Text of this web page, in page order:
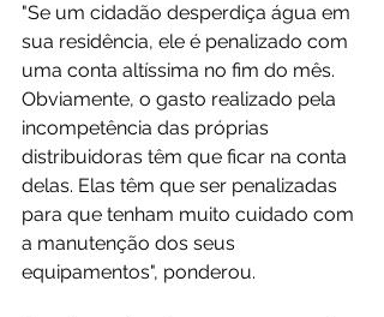
"Se um cidadão desperdiça água em
sua residência, ele é penalizado com
uma conta altíssima no fim do mês.
Obviamente, o gasto realizado pela
incompetência das próprias
distribuidoras têm que ficar na conta
delas. Elas têm que ser penalizadas
para que tenham muito cuidado com
a manutenção dos seus
equipamentos", ponderou.